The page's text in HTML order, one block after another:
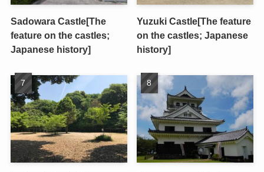
Sadowara Castle[The
feature on the castles;
Japanese history]
Yuzuki Castle[The feature
on the castles; Japanese
history]